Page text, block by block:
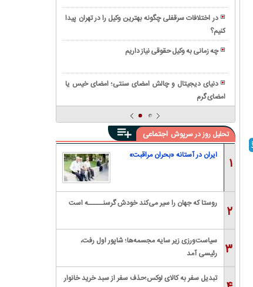
در اختلافات سرقفلی چگونه بهترین وکیل را در تهران پیدا
کنیم؟
چه زمانی به وکیل حقوقی نیاز داریم
دنیای دیجیتال و چالش امضای سنتی؛ امضای خیس یا
امضای گرم
از
معناست؟
درباره
تحلیل روز در سرپوش اجتماعی
۱ ایران در آستانه «بحران مراقبت»
۲ روستا که جهان را سیر می‌کند خودش گرسنـــــه است
۳
سیاست‌ورزی زیر سایه مجسمه‌ها؛ شاپور اول رفت،
رئیسی آمد
تبدیل سفر به کالای لوکس؛حذف سفر از سبد خرید خانوار